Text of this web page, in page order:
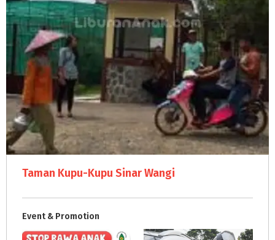
Taman Kupu-Kupu Sinar Wangi
Event & Promotion